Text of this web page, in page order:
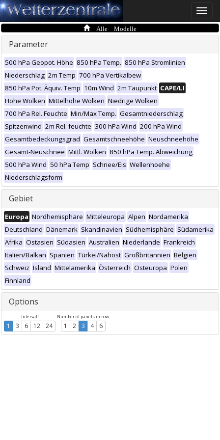
Toggle
Alle Modelle
Parameter
500 hPa Geopot. Höhe 850 hPa Temp. 850 hPa Stromlinien
Niederschlag 2m Temp 700 hPa Vertikalbew
850 hPa Pot. Äquiv. Temp 10m Wind 2m Taupunkt CAPE/LI
Hohe Wolken Mittelhohe Wolken Niedrige Wolken
700 hPa Rel. Feuchte Min/Max Temp. Gesamtniederschlag
Spitzenwind 2m Rel. feuchte 300 hPa Wind 200 hPa Wind
Gesamtbedeckungsgrad Gesamtschneehöhe Neuschneehöhe
Gesamt-Neuschnee Mittl. Wolken 850 hPa Temp. Abweichung
500 hPa Wind 50 hPa Temp Schnee/Eis Wellenhoehe
Niederschlagsform
Gebiet
Europa Nordhemisphäre Mitteleuropa Alpen Nordamerika
Deutschland Dänemark Skandinavien Südhemisphäre Südamerika
Afrika Ostasien Südasien Australien Niederlande Frankreich
Italien/Balkan Spanien Türkei/Nahost Großbritannien Belgien
Schweiz Island Mittelamerika Österreich Osteuropa Polen
Finnland
Options
Intervall
1 3 6 12 24
Number of panels in row
1 2 3 4 6